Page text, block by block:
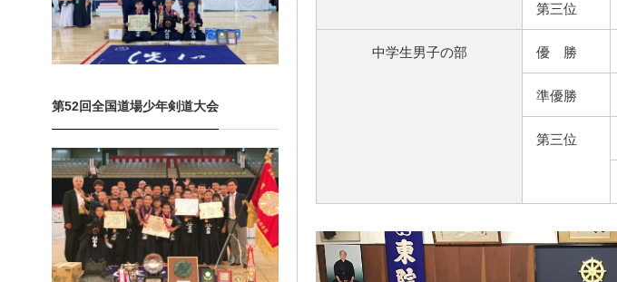
第三位
中学生男子の部 優 勝
準優勝
第三位
第52回全国道場少年剣道大会